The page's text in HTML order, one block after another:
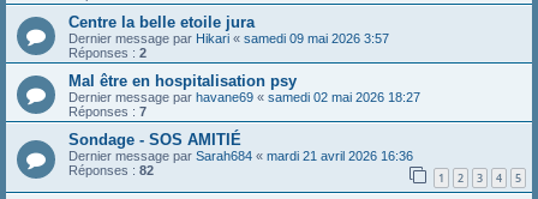
Centre la belle etoile jura
Dernier message par Hikari « samedi 09 mai 2026 3:57
Réponses : 2
Mal être en hospitalisation psy
Dernier message par havane69 « samedi 02 mai 2026 18:27
Réponses : 7
Sondage - SOS AMITIÉ
Dernier message par Sarah684 « mardi 21 avril 2026 16:36
Réponses : 82 1 2 3 4 5